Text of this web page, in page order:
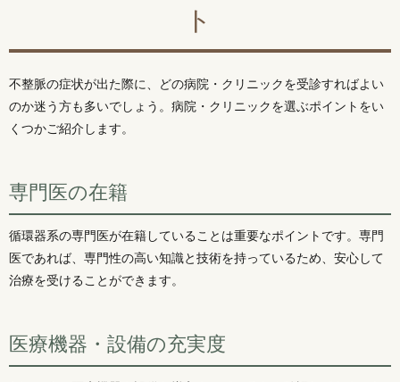
ト
不整脈の症状が出た際に、どの病院・クリニックを受診すればよい
のか迷う方も多いでしょう。病院・クリニックを選ぶポイントをい
くつかご紹介します。
専門医の在籍
循環器系の専門医が在籍していることは重要なポイントです。専門
医であれば、専門性の高い知識と技術を持っているため、安心して
治療を受けることができます。
医療機器・設備の充実度